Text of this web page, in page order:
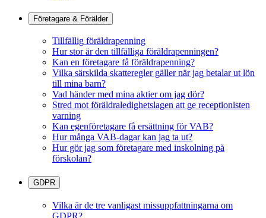
Företagare & Förälder
Tillfällig föräldrapenning
Hur stor är den tillfälliga föräldrapenningen?
Kan en företagare få föräldrapenning?
Vilka särskilda skatteregler gäller när jag betalar ut lön
till mina barn?
Vad händer med mina aktier om jag dör?
Stred mot föräldraledighetslagen att ge receptionisten
varning
Kan egenföretagare få ersättning för VAB?
Hur många VAB-dagar kan jag ta ut?
Hur gör jag som företagare med inskolning på
förskolan?
GDPR
Vilka är de tre vanligast missuppfattningarna om
GDPR?